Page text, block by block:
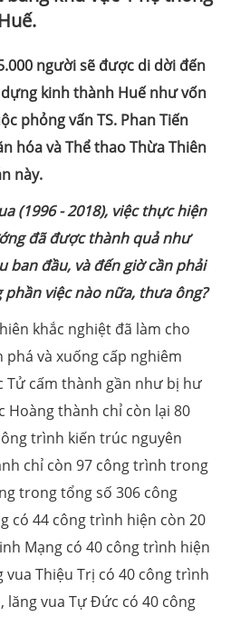
người sẽ được di dời đến
kinh thành Huế như vốn
phỏng vấn TS. Phan Tiến
hóa và Thể thao Thừa Thiên
này.
(1996 - 2018), việc thực hiện
đã được thành quả như
ban đầu, và đến giờ cần phải
việc nào nữa, thưa ông?
khắc nghiệt đã làm cho
và xuống cấp nghiêm
Tử cấm thành gần như bị hư
Hoàng thành chỉ còn lại 80
trình kiến trúc nguyên
chỉ còn 97 công trình trong
trong tổng số 306 công
có 44 công trình hiện còn 20
Mạng có 40 công trình hiện
Thiệu Trị có 40 công trình
lăng vua Tự Đức có 40 công